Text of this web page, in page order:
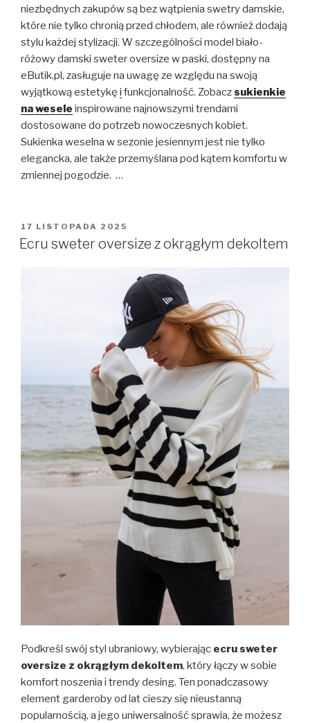
niezbędnych zakupów są bez wątpienia swetry damskie,
które nie tylko chronią przed chłodem, ale również dodają
stylu każdej stylizacji. W szczególności model biało-
różowy damski sweter oversize w paski, dostępny na
eButik.pl, zasługuje na uwagę ze względu na swoją
wyjątkową estetykę i funkcjonalność. Zobaczsukienkie
na wesele inspirowane najnowszymi trendami
dostosowane do potrzeb nowoczesnych kobiet.
Sukienka weselna w sezonie jesiennym jest nie tylko
elegancka, ale także przemyślana pod kątem komfortu w
zmiennej pogodzie. …
OPUBLIKOWANE
W
17 LISTOPADA 2025
Ecru sweter oversize z okrągłym dekoltem
Podkreśl swój styl ubraniowy, wybierając ecru sweter
oversize z okrągłym dekoltem, który łączy w sobie
komfort noszenia i trendy desing. Ten ponadczasowy
element garderoby od lat cieszy się nieustanną
popularnością, a jego uniwersalność sprawia, że możesz